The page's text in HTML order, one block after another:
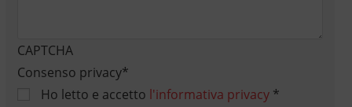
CAPTCHA
Consenso privacy*
Ho letto e accetto l'informativa privacy*